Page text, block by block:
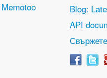
Blog:
API